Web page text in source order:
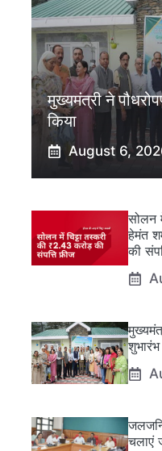
मुख्यमंत्री ने
किया
August 6,
सोलन
हेमंत
की
चलाएं